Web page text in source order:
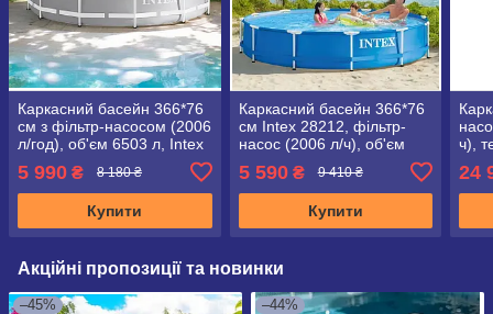
Каркасний басейн 366*76
см з фільтр-насосом (2006
л/год), об'єм 6503 л, Intex
5 990 ₴ 8 180 ₴
Купити
Каркасний басейн 366*76
см Intex 28212, фільтр-
насос (2006 л/ч), об'єм
5 590₴ 9 410 ₴
Купити
ч),
24
Акційні пропозиції та новинки
–45% –44%